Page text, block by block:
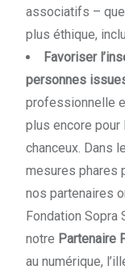
associatifs –
plus éthique,
Favoriser
personnes
professionnelle
plus encore
chanceux. Dans
mesures phares
nos partenaires
Fondation Sopra
notre Partenaire
au numérique,